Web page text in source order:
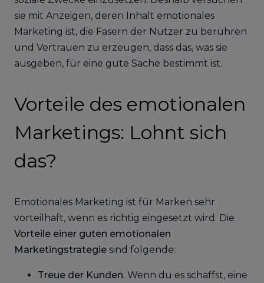
sie mit Anzeigen, deren Inhalt emotionales
Marketing ist, die Fasern der Nutzer zu berühren
und Vertrauen zu erzeugen, dass das, was sie
ausgeben, für eine gute Sache bestimmt ist.
Vorteile des emotionalen
Marketings: Lohnt sich
das?
Emotionales Marketing ist für Marken sehr
vorteilhaft, wenn es richtig eingesetzt wird. Die
Vorteile einer guten emotionalen
Marketingstrategie sind folgende:
Treue der Kunden. Wenn du es schaffst, eine